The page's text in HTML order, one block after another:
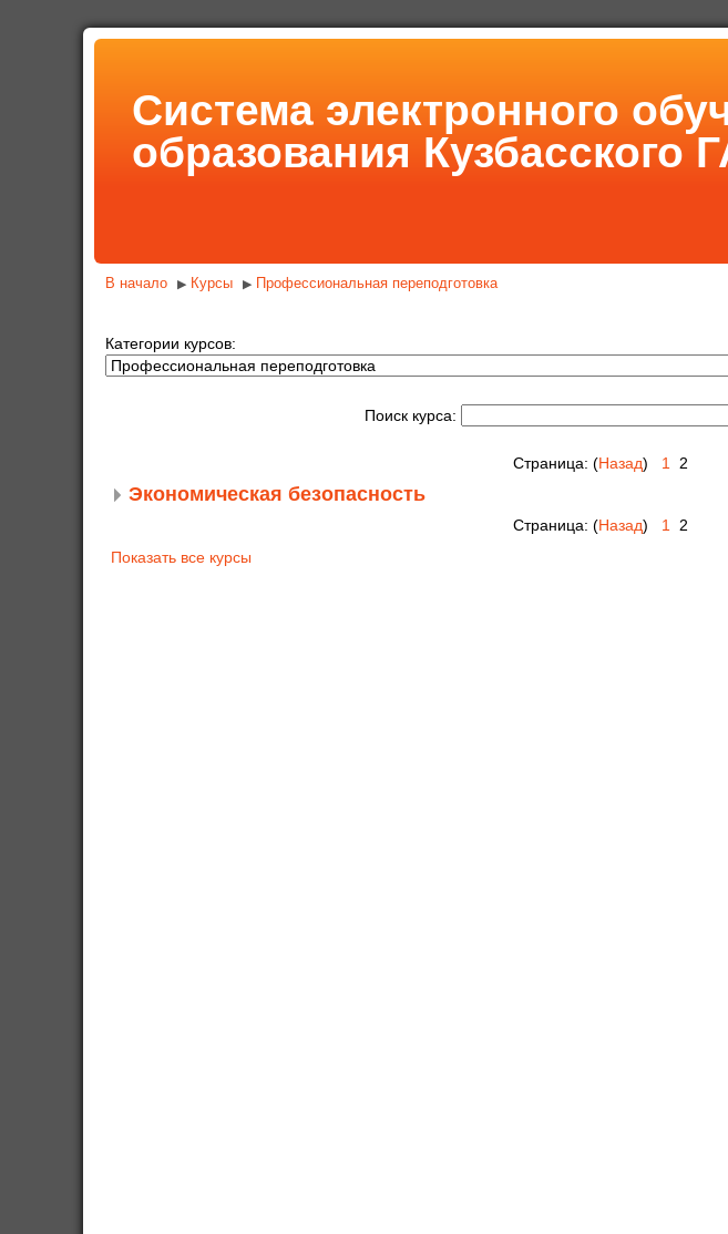
Система электронного
образования Кузбасского
В начало ▶ Курсы ▶ Профессиональная переподготовка
Категории курсов:
Поиск курса:
Страница: (Назад) 1 2
Экономическая безопасность
Страница: (Назад) 1
2
Показать все курсы